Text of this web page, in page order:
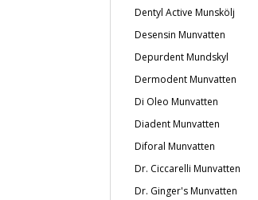
Dentyl Active Munskölj
Desensin Munvatten
Depurdent Mundskyl
Dermodent Munvatten
Di Oleo Munvatten
Diadent Munvatten
Diforal Munvatten
Dr. Ciccarelli Munvatten
Dr. Ginger's Munvatten